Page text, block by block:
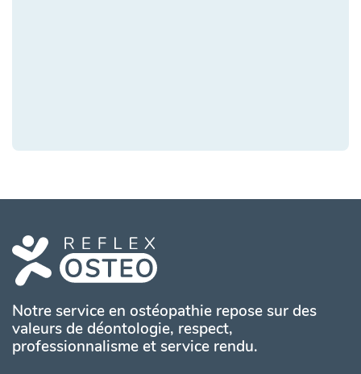
Notre service en ostéopathie repose sur des
valeurs de déontologie, respect,
professionnalisme et service rendu.